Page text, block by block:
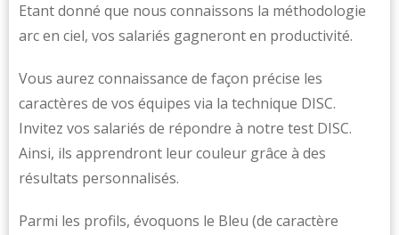
Etant donné que nous connaissons la méthodologie
arc en ciel, vos salariés gagneront en productivité.
Vous aurez connaissance de façon précise les
caractères de vos équipes via la technique DISC.
Invitez vos salariés de répondre à notre test DISC.
Ainsi, ils apprendront leur couleur grâce à des
résultats personnalisés.
Parmi les profils, évoquons le Bleu (de caractère